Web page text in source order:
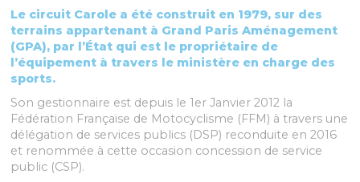
Le circuit Carole a été construit en 1979, sur des
terrains appartenant à Grand Paris Aménagement
(GPA), par l’État qui est le propriétaire de
l’équipement à travers le ministère en charge des
sports.
Son gestionnaire est depuis le 1er Janvier 2012 la
Fédération Française de Motocyclisme (FFM) à travers une
délégation de services publics (DSP) reconduite en 2016
et renommée à cette occasion concession de service
public (CSP).